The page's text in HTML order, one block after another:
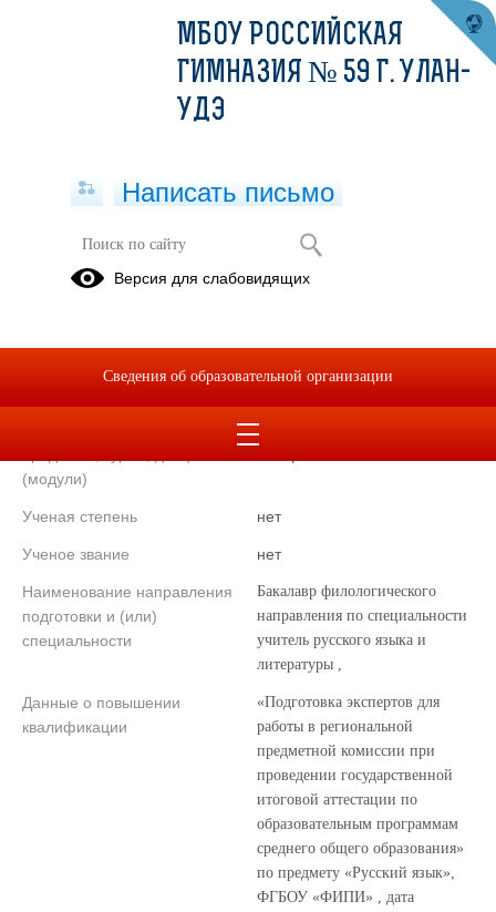
Учитель
Цыдыпова
Батожаргаловна
(модули)
Русский язык, Литература,
Ученая степень нет
Ученое звание нет
Наименование направления
подготовки и (или)
специальности
Бакалавр филологического
направления по специальности
учитель русского языка и
литературы ,
Данные о повышении
квалификации
«Подготовка экспертов для
работы в региональной
предметной комиссии при
проведении государственной
итоговой аттестации по
образовательным программам
среднего общего образования»
по предмету «Русский язык»,
ФГБОУ «ФИПИ» , дата
МБОУ РОССИЙСКАЯ
ГИМНАЗИЯ № 59 Г. УЛАН-
УДЭ
Написать письмо
Версия для слабовидящих
Сведения об образовательной организации